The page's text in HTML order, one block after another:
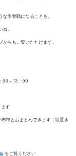
争奪戦になることも。
。
らもご覧いただけます。
00～13：00
ます
市とおまとめできます（取置き
をご覧ください